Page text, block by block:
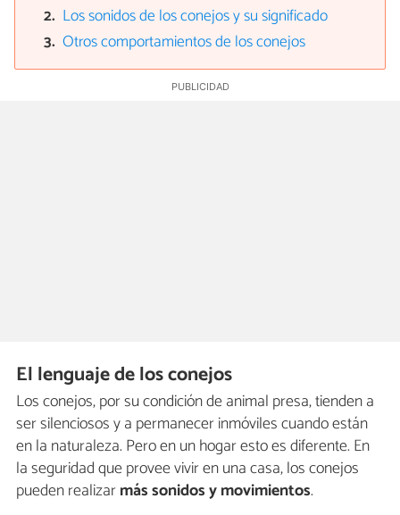
Los sonidos de los conejos y su significado
Otros comportamientos de los conejos
El lenguaje de los conejos
Los conejos, por su condición de animal presa, tienden a
ser silenciosos y a permanecer inmóviles cuando están
en la naturaleza. Pero en un hogar esto es diferente. En
la seguridad que provee vivir en una casa, los conejos
pueden realizarmás sonidos y movimientos.